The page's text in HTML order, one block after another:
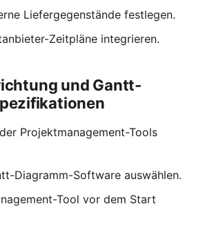
Liefergegenstände festlegen.
Zeitpläne integrieren.
und Gantt-
Projektmanagement-Tools
Diagramm-Software auswählen.
Tool vor dem Start